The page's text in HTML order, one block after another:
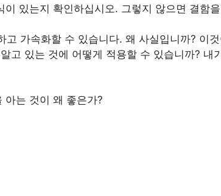
있는지 확인하십시오. 그렇지 않으면 결함
가속화할 수 있습니다. 왜 사실입니까? 이
고 있는 것에 어떻게 적용할 수 있습니까? 내
아는 것이 왜 좋은가?